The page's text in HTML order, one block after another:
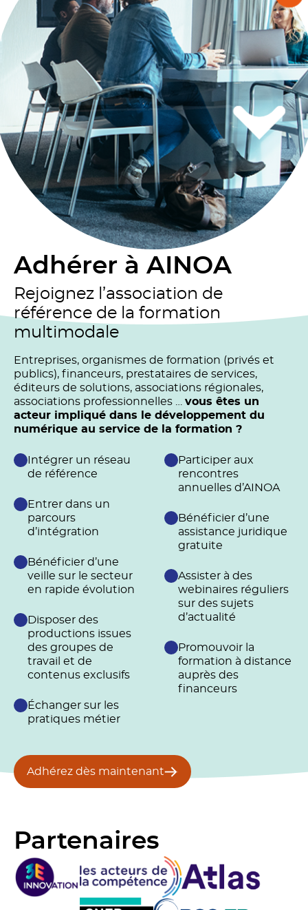
Adhérer à AINOA
Rejoignez l’association de
référence de la formation
multimodale
Entreprises, organismes de formation (privés et
publics), financeurs, prestataires de services,
éditeurs de solutions, associations régionales,
associations professionnelles … vous êtes un
acteur impliqué dans le développement du
numérique au service de la formation ?
Intégrer un réseau
de référence
Entrer dans un
parcours
d’intégration
Bénéficier d’une
veille sur le secteur
en rapide évolution
Disposer des
productions issues
des groupes de
travail et de
contenus exclusifs
Échanger sur les
pratiques métier
Participer aux
rencontres
annuelles d’AINOA
Bénéficier d’une
assistance juridique
gratuite
Assister à des
webinaires réguliers
sur des sujets
d’actualité
Promouvoir la
formation à distance
auprès des
financeurs
Adhérez dès maintenant
Partenaires